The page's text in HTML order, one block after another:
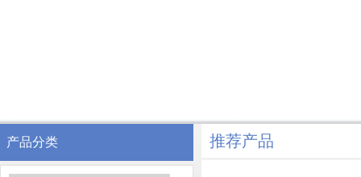
产品分类 推荐产品